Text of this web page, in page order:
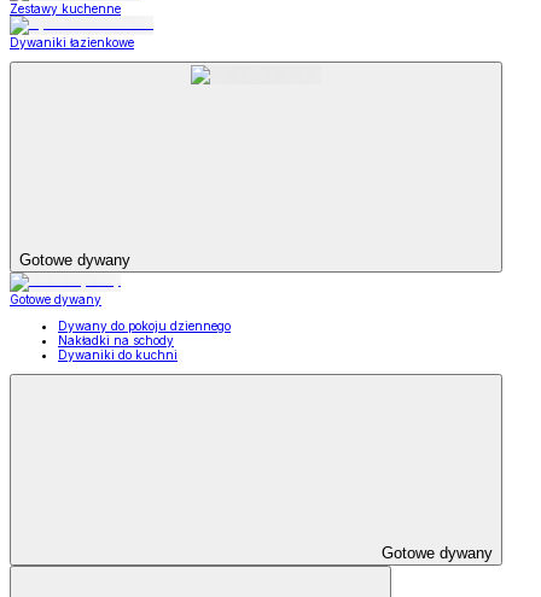
Zestawy kuchenne
Dywaniki łazienkowe
Gotowe dywany
Gotowe dywany
Dywany do pokoju dziennego
Nakładki na schody
Dywaniki do kuchni
Gotowe dywany